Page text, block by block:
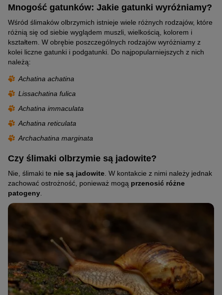
Mnogość gatunków: Jakie gatunki wyróżniamy?
Wśród ślimaków olbrzymich istnieje wiele różnych rodzajów, które
różnią się od siebie wyglądem muszli, wielkością, kolorem i
kształtem. W obrębie poszczególnych rodzajów wyróżniamy z
kolei liczne gatunki i podgatunki. Do najpopularniejszych z nich
należą:
Achatina achatina
Lissachatina fulica
Achatina immaculata
Achatina reticulata
Archachatina marginata
Czy ślimaki olbrzymie są jadowite?
Nie, ślimaki te nie są jadowite . W kontakcie z nimi należy jednak
zachować ostrożność, ponieważ mogą przenosić różne
patogeny